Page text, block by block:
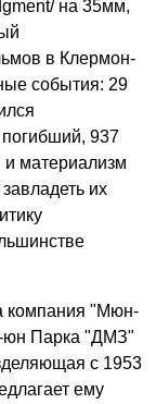
на 35мм,
в Клермон-
события: 29
937
и материализм
их
компания "Мюн-
юн Парка "ДМЗ"
с 1953
ему